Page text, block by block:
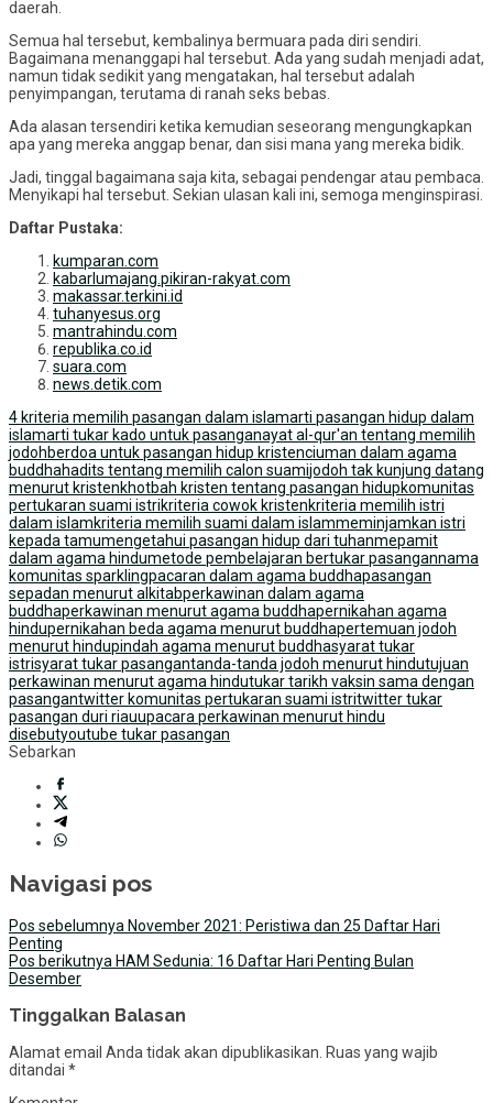
daerah.
Semua hal tersebut, kembalinya bermuara pada diri sendiri.
Bagaimana menanggapi hal tersebut. Ada yang sudah menjadi adat,
namun tidak sedikit yang mengatakan, hal tersebut adalah
penyimpangan, terutama di ranah seks bebas.
Ada alasan tersendiri ketika kemudian seseorang mengungkapkan
apa yang mereka anggap benar, dan sisi mana yang mereka bidik.
Jadi, tinggal bagaimana saja kita, sebagai pendengar atau pembaca.
Menyikapi hal tersebut. Sekian ulasan kali ini, semoga menginspirasi.
Daftar Pustaka:
kumparan.com
kabarlumajang.pikiran-rakyat.com
makassar.terkini.id
tuhanyesus.org
mantrahindu.com
republika.co.id
suara.com
news.detik.com
4 kriteria memilih pasangan dalam islamarti pasangan hidup dalam
islamarti tukar kado untuk pasanganayat al-qur'an tentang memilih
jodohberdoa untuk pasangan hidup kristenciuman dalam agama
buddhahadits tentang memilih calon suamijodoh tak kunjung datang
menurut kristenkhotbah kristen tentang pasangan hidupkomunitas
pertukaran suami istrikriteria cowok kristenkriteria memilih istri
dalam islamkriteria memilih suami dalam islammeminjamkan istri
kepada tamumengetahui pasangan hidup dari tuhanmepamit
dalam agama hindumetode pembelajaran bertukar pasangannama
komunitas sparklingpacaran dalam agama buddhapasangan
sepadan menurut alkitabperkawinan dalam agama
buddhaperkawinan menurut agama buddhapernikahan agama
hindupernikahan beda agama menurut buddhapertemuan jodoh
menurut hindupindah agama menurut buddhasyarat tukar
istrisyarat tukar pasangantanda-tanda jodoh menurut hindutujuan
perkawinan menurut agama hindutukar tarikh vaksin sama dengan
pasangantwitter komunitas pertukaran suami istritwitter tukar
pasangan duri riauupacara perkawinan menurut hindu
disebutyoutube tukar pasangan
Sebarkan
Navigasi pos
Pos sebelumnya November 2021: Peristiwa dan 25 Daftar Hari
Penting
Pos berikutnya HAM Sedunia: 16 Daftar Hari Penting Bulan
Desember
Tinggalkan Balasan
Alamat email Anda tidak akan dipublikasikan. Ruas yang wajib
ditandai *